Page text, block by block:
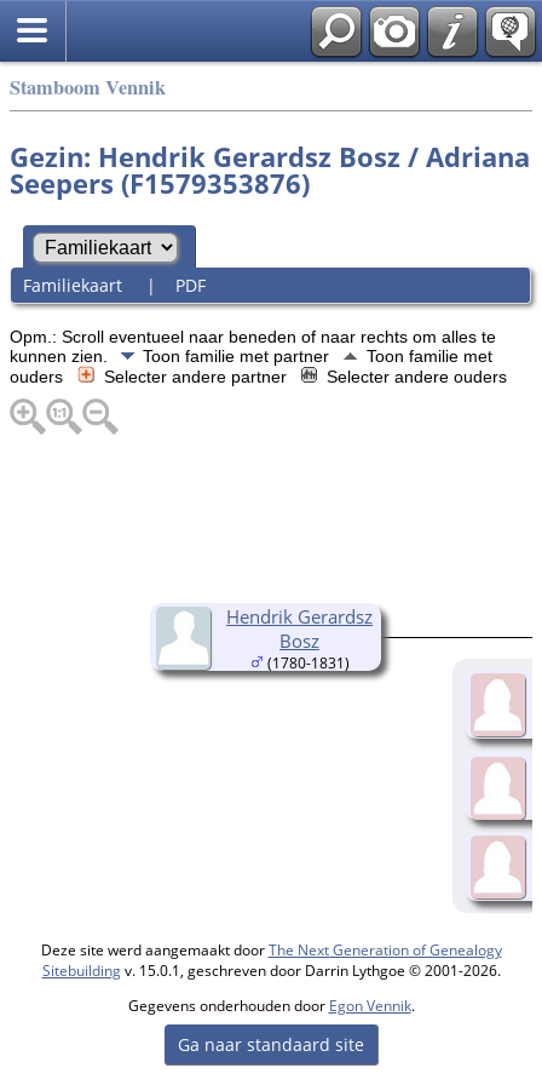
Stamboom Vennik
Gezin: Hendrik Gerardsz Bosz / Adriana
Seepers (F1579353876)
Familiekaart | PDF
Opm.: Scroll eventueel naar beneden of naar rechts om alles te
kunnen zien.
Toon familie met partner
Toon familie met
ouders
Selecter andere partner Selecter andere ouders
Hendrik Gerardsz
Bosz
(1780-1831)
Deze site werd aangemaakt doorThe Next Generation of Genealogy
Sitebuildingv. 15.0.1, geschreven door Darrin Lythgoe © 2001-2026.
Gegevens onderhouden door Egon Vennik.
Ga naar standaard site